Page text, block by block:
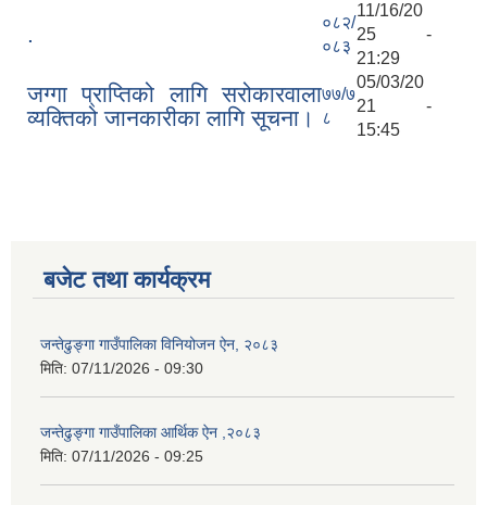
.
०८२/
०८३
11/16/20
25 -
21:29
जग्गा प्राप्तिको लागि सरोकारवाला
व्यक्तिको जानकारीका लागि सूचना।
७७/७
८
05/03/20
21 -
15:45
बजेट तथा कार्यक्रम
जन्तेढुङ्गा गाउँपालिका विनियोजन ऐन, २०८३
मिति: 07/11/2026 - 09:30
जन्तेढुङ्गा गाउँपालिका आर्थिक ऐन ,२०८३
मिति: 07/11/2026 - 09:25